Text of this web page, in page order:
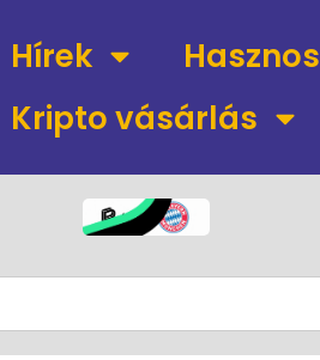
Hírek Hasznos
Kripto vásárlás